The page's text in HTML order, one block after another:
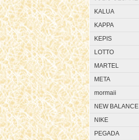
KALUA
KAPPA
KEPIS
LOTTO
MARTEL
META
mormaii
NEW BALANCE
NIKE
PEGADA